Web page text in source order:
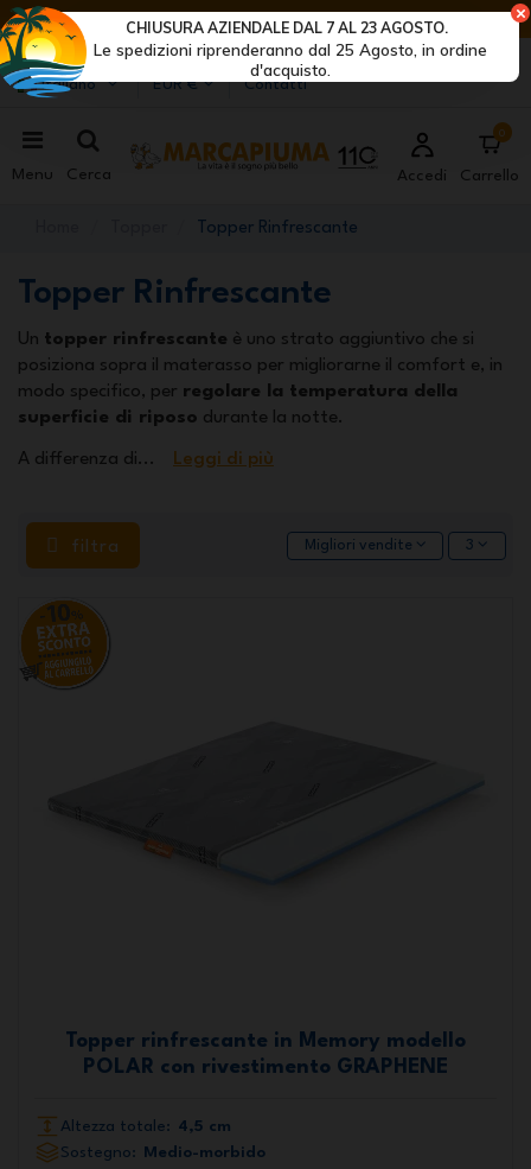
ULTIMI GIORNI DI SCONTI: AFFRETTATI! >
Marcapiuma| Produttori di materassi, cuscini e reti
Italiano
EUR € Contatti
Menu Cerca Accedi
0
Carrello
Topper Rinfrescante
Topper Rinfrescante
Un topper rinfrescante è uno strato aggiuntivo che si
posiziona sopra il materasso per migliorarne il comfort e, in
modo specifico, per regolare la temperatura della
superficie di riposo durante la notte.
A differenza di... Leggi di più
filtra Migliori vendite 3
Topper rinfrescante in Memory modello
POLAR con rivestimento GRAPHENE
Altezza totale: 4,5 cm
Sostegno:
Medio-morbido
Le spedizioni riprenderanno dal 25 Agosto, in ordine
d'acquisto.
CHIUSURA AZIENDALE DAL 7 AL 23 AGOSTO.